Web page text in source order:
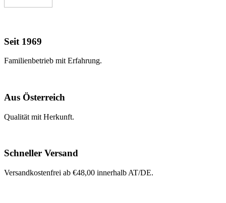
Seit 1969
Familienbetrieb mit Erfahrung.
Aus Österreich
Qualität mit Herkunft.
Schneller Versand
Versandkostenfrei ab €48,00 innerhalb AT/DE.